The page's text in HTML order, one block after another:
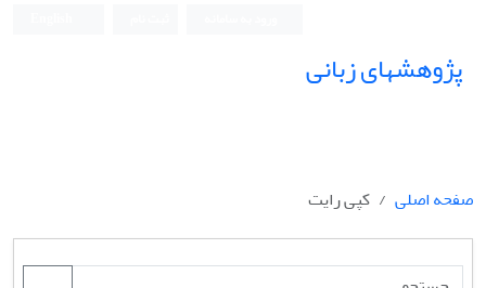
پژوهشهای زبانی
صفحه اصلی کپی رایت